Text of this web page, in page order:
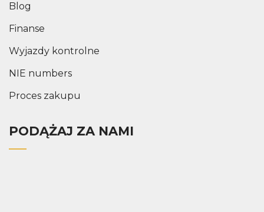
Blog
Finanse
Wyjazdy kontrolne
NIE numbers
Proces zakupu
PODĄŻAJ ZA NAMI